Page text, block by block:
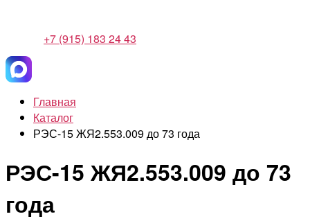
+7 (915) 183 24 43
Главная
Каталог
РЭС-15 ЖЯ2.553.009 до 73 года
РЭС-15 ЖЯ2.553.009 до 73
года